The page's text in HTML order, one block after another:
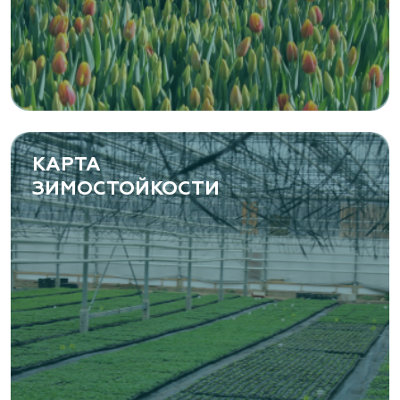
растений
Самарская область, с. Подстепки, ул.
Фермерская 14 А
(8482) 650 010
www.yoly-paly.ru
«ВЕНЕВ» питомник растений
Тульская область, Венёвский р-н, село
Борщевое, улица Лесная, д. 13
8 963 224 87 99
https://www.venev1.ru/
«ВЕНЕВ» питомник растений
КАРТА
ЗИМОСТОЙКОСТИ